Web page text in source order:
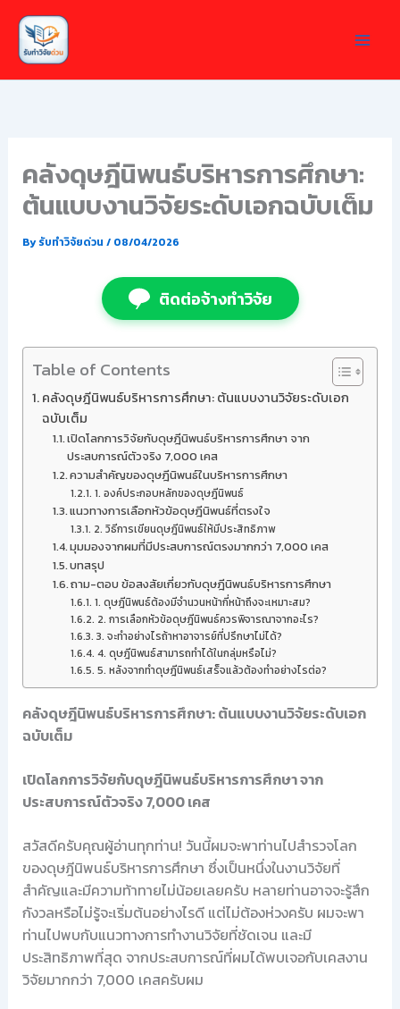
Skip
content
คลังดุษฎีนิพนธ์บริหารการศึกษา:
ต้นแบบงานวิจัยระดับเอกฉบับเต็ม
Byรับทำวิจัยด่วน / 08/04/2026
ติดต่อจ้างทำวิจัย
Table of Contents
คลังดุษฎีนิพนธ์บริหารการศึกษา: ต้นแบบงานวิจัยระดับเอก
ฉบับเต็ม
เปิดโลกการวิจัยกับดุษฎีนิพนธ์บริหารการศึกษา จาก
ประสบการณ์ตัวจริง 7,000 เคส
ความสำคัญของดุษฎีนิพนธ์ในบริหารการศึกษา
1. องค์ประกอบหลักของดุษฎีนิพนธ์
แนวทางการเลือกหัวข้อดุษฎีนิพนธ์ที่ตรงใจ
2. วิธีการเขียนดุษฎีนิพนธ์ให้มีประสิทธิภาพ
มุมมองจากผมที่มีประสบการณ์ตรงมากกว่า 7,000 เคส
บทสรุป
ถาม-ตอบ ข้อสงสัยเกี่ยวกับดุษฎีนิพนธ์บริหารการศึกษา
1. ดุษฎีนิพนธ์ต้องมีจำนวนหน้ากี่หน้าถึงจะเหมาะสม?
2. การเลือกหัวข้อดุษฎีนิพนธ์ควรพิจารณาจากอะไร?
3. จะทำอย่างไรถ้าหาอาจารย์ที่ปรึกษาไม่ได้?
4. ดุษฎีนิพนธ์สามารถทำได้ในกลุ่มหรือไม่?
5. หลังจากทำดุษฎีนิพนธ์เสร็จแล้วต้องทำอย่างไรต่อ?
คลังดุษฎีนิพนธ์บริหารการศึกษา: ต้นแบบงานวิจัยระดับเอก
ฉบับเต็ม
เปิดโลกการวิจัยกับดุษฎีนิพนธ์บริหารการศึกษา จาก
ประสบการณ์ตัวจริง 7,000 เคส
สวัสดีครับคุณผู้อ่านทุกท่าน! วันนี้ผมจะพาท่านไปสำรวจโลก
ของดุษฎีนิพนธ์บริหารการศึกษา ซึ่งเป็นหนึ่งในงานวิจัยที่
สำคัญและมีความท้าทายไม่น้อยเลยครับ หลายท่านอาจจะรู้สึก
กังวลหรือไม่รู้จะเริ่มต้นอย่างไรดี แต่ไม่ต้องห่วงครับ ผมจะพา
ท่านไปพบกับแนวทางการทำงานวิจัยที่ชัดเจน และมี
ประสิทธิภาพที่สุด จากประสบการณ์ที่ผมได้พบเจอกับเคสงาน
วิจัยมากกว่า 7,000 เคสครับผม